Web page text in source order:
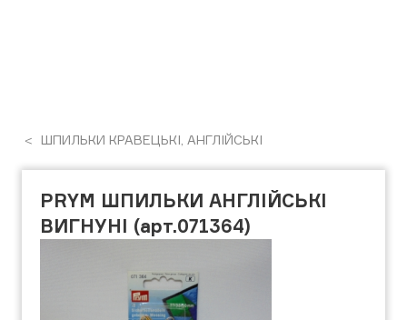
ШПИЛЬКИ КРАВЕЦЬКІ, АНГЛІЙСЬКІ
PRYM ШПИЛЬКИ АНГЛІЙСЬКІ
ВИГНУНІ (арт.071364)